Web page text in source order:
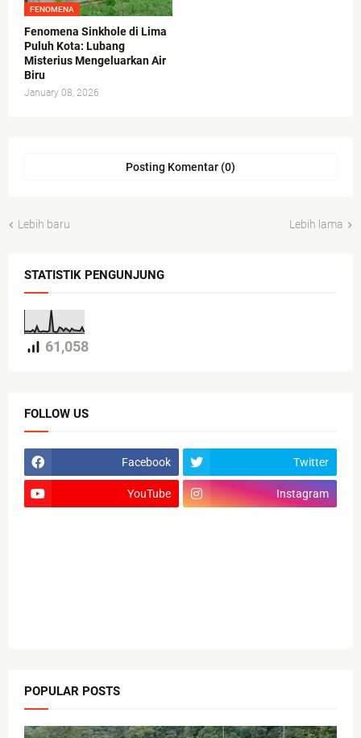
FENOMENA
Fenomena Sinkhole di Lima
Puluh Kota: Lubang
Misterius Mengeluarkan Air
Biru
January 08, 2026
Posting Komentar (0)
Lebih baru Lebih lama
STATISTIK PENGUNJUNG
61,058
FOLLOW US
Facebook Twitter
YouTube Instagram
POPULAR POSTS